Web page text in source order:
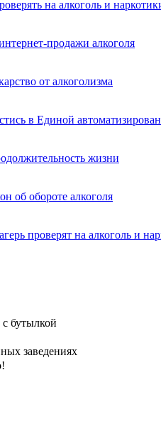
на алкоголь и
продажи алкоголя
от алкоголизма
в Единой
жизни
об обороте алкоголя
проверят на алкоголь и
бутылкой
заведениях